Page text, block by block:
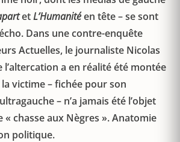
etL’Humanitéen tête – se sont
Dans une contre-enquête
Actuelles, le journaliste Nicolas
a en réalité été montée
victime – fichée pour son
– n’a jamais été l’objet
« chasse aux Nègres ». Anatomie
politique.